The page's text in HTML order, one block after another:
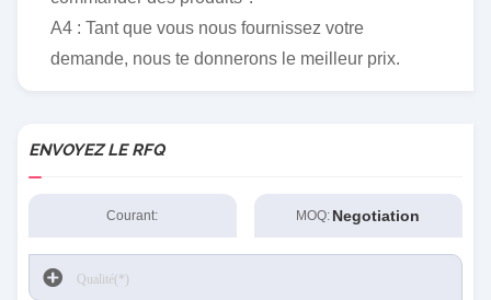
A4 : Tant que vous nous fournissez votre
demande, nous te donnerons le meilleur prix.
ENVOYEZ LE RFQ
Courant: MOQ: Negotiation